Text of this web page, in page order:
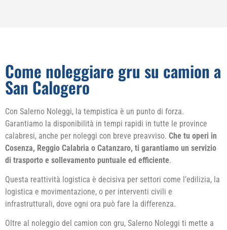
Come noleggiare gru su camion a
San Calogero
Con Salerno Noleggi, la tempistica è un punto di forza.
Garantiamo la disponibilità in tempi rapidi in tutte le province
calabresi, anche per noleggi con breve preavviso. Che tu operi in
Cosenza, Reggio Calabria o Catanzaro, ti garantiamo un servizio
di trasporto e sollevamento puntuale ed efficiente.
Questa reattività logistica è decisiva per settori come l’edilizia, la
logistica e movimentazione, o per interventi civili e
infrastrutturali, dove ogni ora può fare la differenza.
Oltre al noleggio del camion con gru, Salerno Noleggi ti mette a